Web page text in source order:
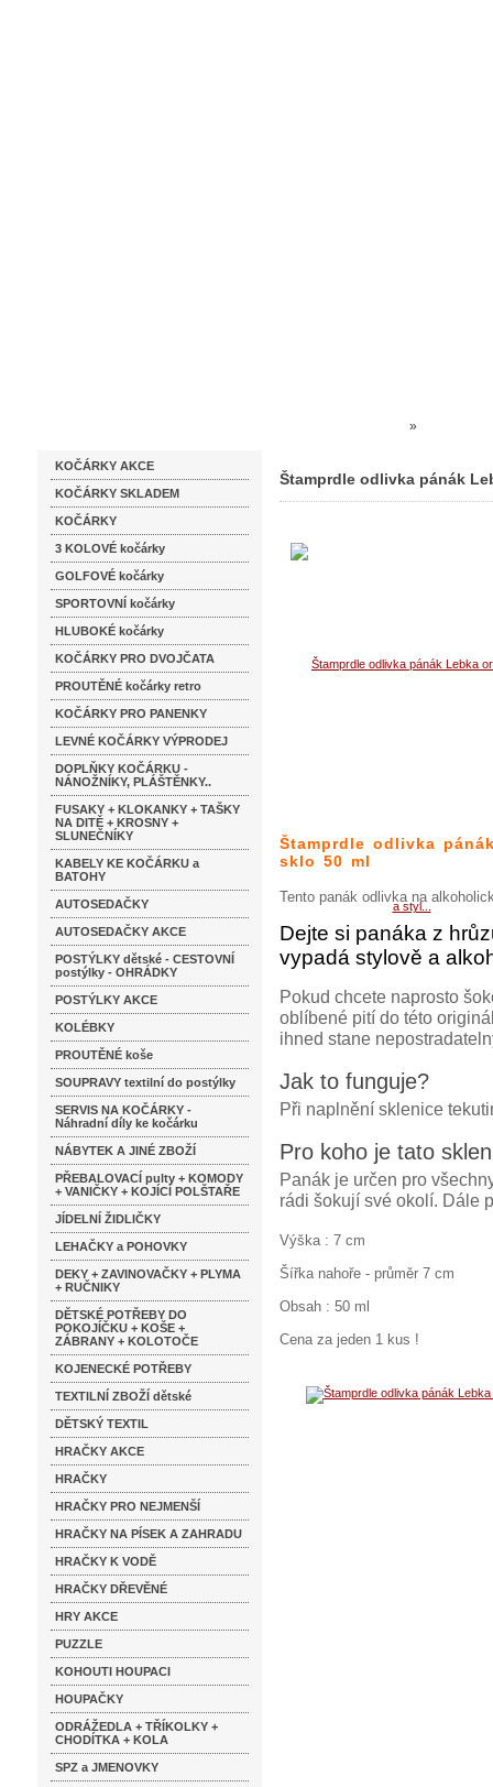
KOČÁRKY AKCE
KOČÁRKY SKLADEM
KOČÁRKY
3 KOLOVÉ kočárky
GOLFOVÉ kočárky
SPORTOVNÍ kočárky
HLUBOKÉ kočárky
KOČÁRKY PRO DVOJČATA
PROUTĚNÉ kočárky retro
KOČÁRKY PRO PANENKY
LEVNÉ KOČÁRKY VÝPRODEJ
DOPLŇKY KOČÁRKU -
NÁNOŽNÍKY, PLÁŠTĚNKY..
FUSAKY + KLOKANKY + TAŠKY
NA DITĚ + KROSNY +
SLUNEČNÍKY
KABELY KE KOČÁRKU a
BATOHY
AUTOSEDAČKY
AUTOSEDAČKY AKCE
POSTÝLKY dětské - CESTOVNÍ
postýlky - OHRÁDKY
POSTÝLKY AKCE
KOLÉBKY
PROUTĚNÉ koše
SOUPRAVY textilní do postýlky
SERVIS NA KOČÁRKY -
Náhradní díly ke kočárku
NÁBYTEK A JINÉ ZBOŽÍ
PŘEBALOVACÍ pulty + KOMODY
+ VANIČKY + KOJÍCÍ POLŠTAŘE
JÍDELNÍ ŽIDLIČKY
LEHAČKY a POHOVKY
DEKY + ZAVINOVAČKY + PLYMA
+ RUČNIKY
DĚTSKÉ POTŘEBY DO
POKOJÍČKU + KOŠE +
ZÁBRANY + KOLOTOČE
KOJENECKÉ POTŘEBY
TEXTILNÍ ZBOŽÍ dětské
DĚTSKÝ TEXTIL
HRAČKY AKCE
HRAČKY
HRAČKY PRO NEJMENŠÍ
HRAČKY NA PÍSEK A ZAHRADU
HRAČKY K VODĚ
HRAČKY DŘEVĚNÉ
HRY AKCE
PUZZLE
KOHOUTI HOUPACI
HOUPAČKY
ODRÁŽEDLA + TŘÍKOLKY +
CHODÍTKA + KOLA
SPZ a JMENOVKY
»
Štamprdle odlivka pánák
Štamprdle odlivka pánák
Štamprdle odlivka
sklo 50 ml
Tento panák odlivka na
Dejte si panáka z
vypadá stylově a
Pokud chcete naprosto
oblíbené pití do této
ihned stane
Jak to funguje?
Při naplnění sklenice
Pro koho je tato
Panák je určen pro
rádi šokují své okolí. Dále
Výška : 7 cm
Šířka nahoře - průměr 7 cm
Obsah : 50 ml
Cena za jeden 1 kus !